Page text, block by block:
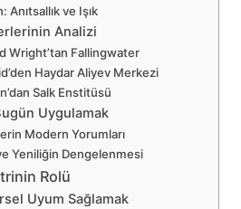
Anıtsallık ve Işık
Analizi
Wright’tan Fallingwater
Haydar Aliyev Merkezi
Salk Enstitüsü
Uygulamak
Modern Yorumları
Yeniliğin Dengelenmesi
Rolü
Uyum Sağlamak